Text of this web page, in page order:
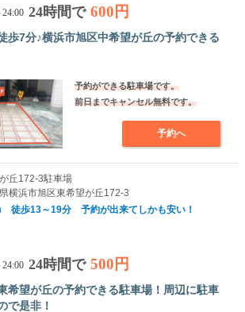
24:00 24時間で 600円
歩7分♪横浜市旭区中希望が丘の予約できる
予約ができる駐車場です。
前日までキャンセル無料です。
予約へ
丘172-3駐車場
横浜市旭区東希望が丘172-3
徒歩13～19分 予約が出来てしかも安い！
24:00 24時間で 500円
希望が丘の予約できる駐車場！周辺に駐車
で是非！